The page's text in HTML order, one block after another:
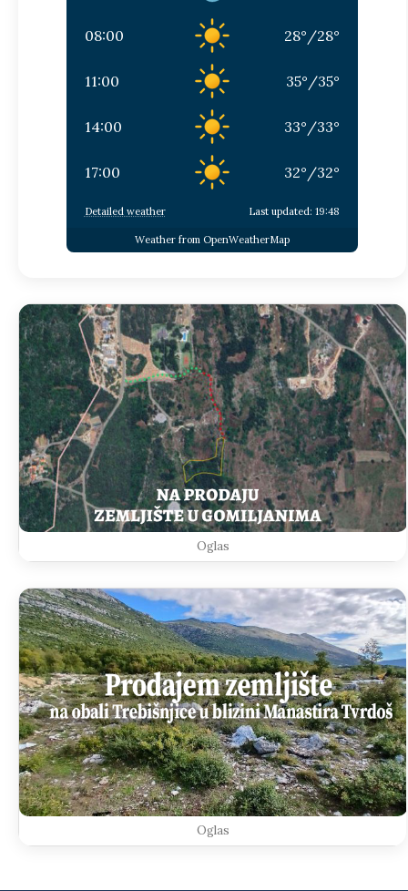
08:00 28° /28°
11:00 35° /35°
14:00 33° /33°
17:00 32° /32°
Detailed weather Last updated: 19:48
Weather from OpenWeatherMap
Oglas
Oglas